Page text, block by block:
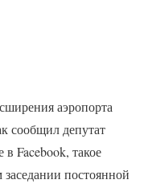
аэропорта
сообщил депутат
Facebook, такое
постоянной